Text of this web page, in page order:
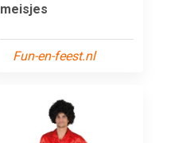
meisjes
Fun-en-feest.nl